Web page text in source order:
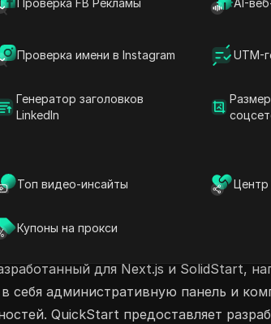
Проверка FB Рекламы AI-
Проверка имени в Instagram UTM-
Генератор заголовков
LinkedIn
Топ видео-инсайты Центр
Купоны на прокси
как OpenAI Chat Agent, или
что вы сможете легко
делиться своими
и низкокодовое
для Next.js и SolidStart,
себя административную панель и
QuickStart предоставляет